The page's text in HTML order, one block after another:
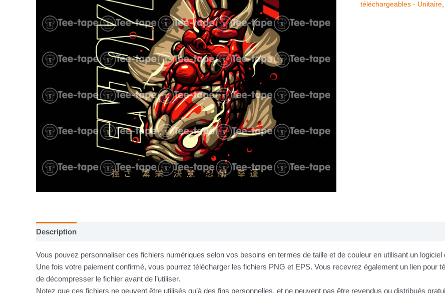
téléchargeables - Unitaire,
Description
Vous pouvez personnaliser ces fichiers numériques selon vos besoins en termes de taille et de couleur en utilisant un logiciel
Une fois votre paiement confirmé, vous pourrez télécharger les fichiers PNG et EPS. Vous recevrez également un lien pour
de décompresser le fichier avant de l’utiliser.
Notez que ces fichiers ne peuvent être utilisés qu’à des fins personnelles, et ne peuvent pas être revendus ou distribués